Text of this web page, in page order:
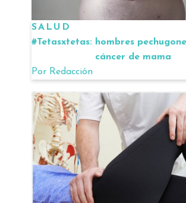
SALUD
#Tetasxtetas: hombres
cáncer de mama
Por Redacción